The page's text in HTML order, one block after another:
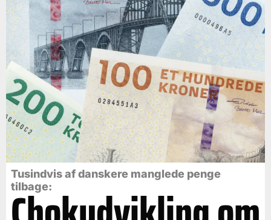
Tusindvis af danskere manglede penge
tilbage: